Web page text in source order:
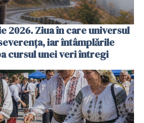
2026. Ziua în care universul
iar întâmplările
cursul unei veri întregi